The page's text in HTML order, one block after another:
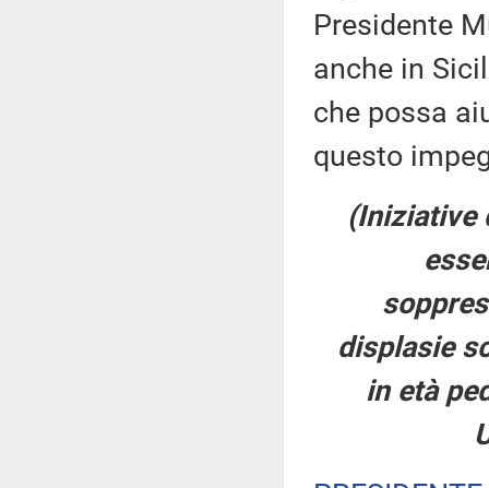
Presidente
anche in
che possa
questo
(Iniziative
displasie
in età